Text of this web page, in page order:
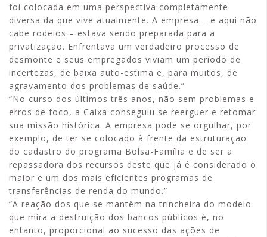
foi colocada em uma perspectiva completamente
diversa da que vive atualmente. A empresa – e aqui não
cabe rodeios – estava sendo preparada para a
privatização. Enfrentava um verdadeiro processo de
desmonte e seus empregados viviam um período de
incertezas, de baixa auto-estima e, para muitos, de
agravamento dos problemas de saúde.”
“No curso dos últimos três anos, não sem problemas e
erros de foco, a Caixa conseguiu se reerguer e retomar
sua missão histórica. A empresa pode se orgulhar, por
exemplo, de ter se colocado à frente da estruturação
do cadastro do programa Bolsa-Família e de ser a
repassadora dos recursos deste que já é considerado o
maior e um dos mais eficientes programas de
transferências de renda do mundo.”
“A reação dos que se mantêm na trincheira do modelo
que mira a destruição dos bancos públicos é, no
entanto, proporcional ao sucesso das ações de